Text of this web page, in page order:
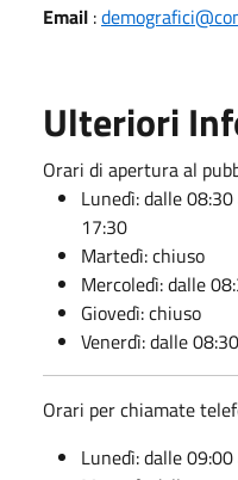
Email :
Ulteriori
Orari di apertura al
Lunedì: dalle
17:30
Martedì: chiuso
Mercoledì: dalle
Giovedì: chiuso
Venerdì: dalle
Orari per chiamate
Lunedì: dalle